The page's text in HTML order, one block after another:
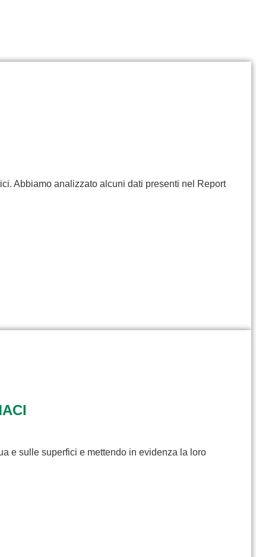
Abbiamo analizzato alcuni dati presenti nel Report
e sulle superfici e mettendo in evidenza la loro